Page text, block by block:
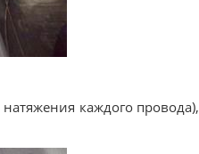
каждого провода),